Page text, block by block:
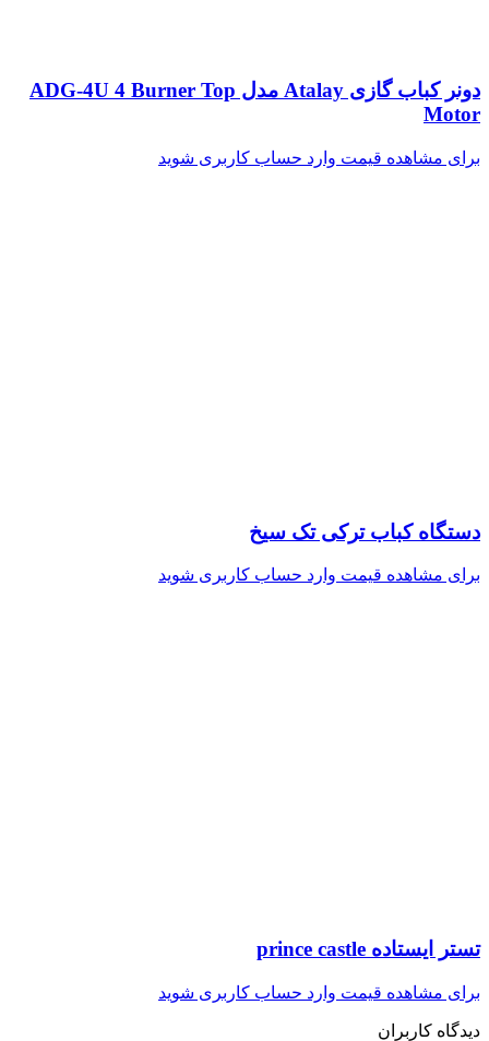
دونر کباب گازی Atalay مدل ADG-4U 4 Burner Top
Motor
برای مشاهده قیمت وارد حساب کاربری شوید
دستگاه کباب ترکی تک سیخ
برای مشاهده قیمت وارد حساب کاربری شوید
تستر ایستاده prince castle
برای مشاهده قیمت وارد حساب کاربری شوید
دیدگاه کاربران